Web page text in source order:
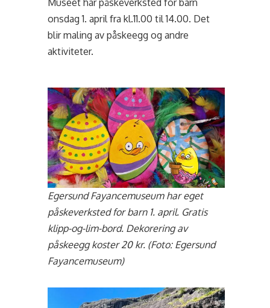
Museet har påskeverksted for barn
onsdag 1. april fra kl.11.00 til 14.00. Det
blir maling av påskeegg og andre
aktiviteter.
Egersund Fayancemuseum har eget
påskeverksted for barn 1. april. Gratis
klipp-og-lim-bord. Dekorering av
påskeegg koster 20 kr. (Foto: Egersund
Fayancemuseum)